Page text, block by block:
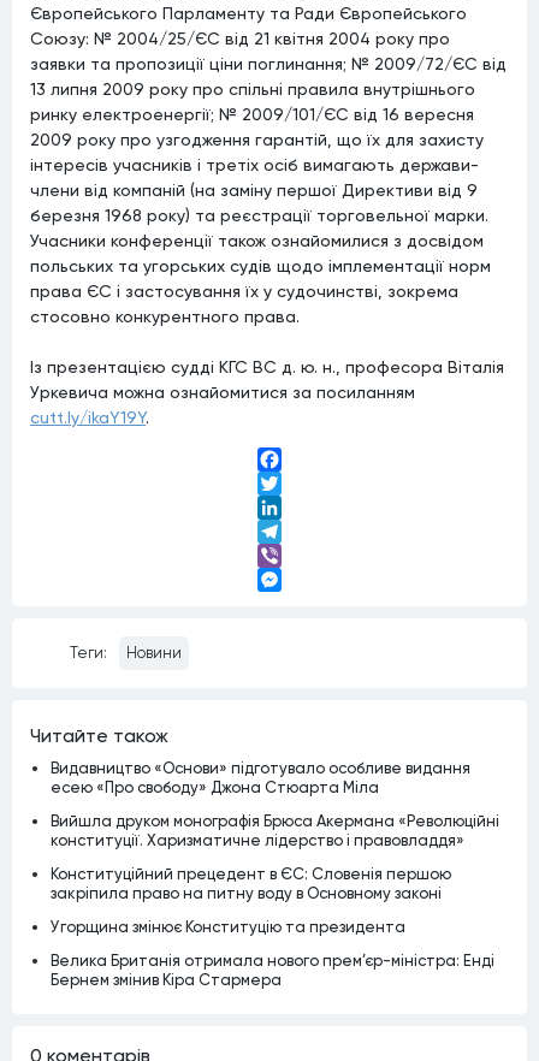
Європейського Парламенту та Ради Європейського
Союзу: № 2004/25/ЄС від 21 квітня 2004 року про
заявки та пропозиції ціни поглинання; № 2009/72/ЄС від
13 липня 2009 року про спільні правила внутрішнього
ринку електроенергії; № 2009/101/ЄС від 16 вересня
2009 року про узгодження гарантій, що їх для захисту
інтересів учасників і третіх осіб вимагають держави-
члени від компаній (на заміну першої Директиви від 9
березня 1968 року) та реєстрації торговельної марки.
Учасники конференції також ознайомилися з досвідом
польських та угорських судів щодо імплементації норм
права ЄС і застосування їх у судочинстві, зокрема
стосовно конкурентного права.
Із презентацією судді КГС ВС д. ю. н., професора Віталія
Уркевича можна ознайомитися за посиланням
cutt.ly/ikaY19Y.
Facebook
Twitter
LinkedIn
Telegram
Viber
Теги: Новини
Читайте також
Видавництво «Основи» підготувало особливе видання
есею «Про свободу» Джона Стюарта Міла
Вийшла друком монографія Брюса Акермана «Революційні
конституції. Харизматичне лідерство і правовладдя»
Конституційний прецедент в ЄС: Словенія першою
закріпила право на питну воду в Основному законі
Угорщина змінює Конституцію та президента
Велика Британія отримала нового прем’єр-міністра: Енді
Бернем змінив Кіра Стармера
0 коментарiв